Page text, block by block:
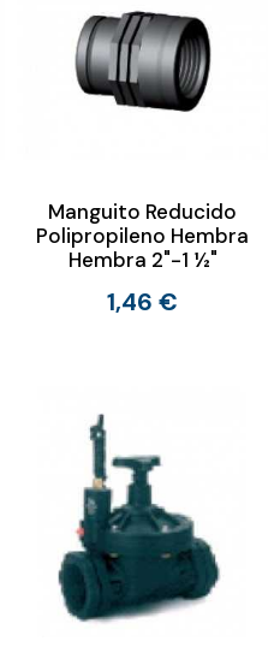
Manguito Reducido
Polipropileno Hembra
Hembra 2"-1 ½"
1,46 €